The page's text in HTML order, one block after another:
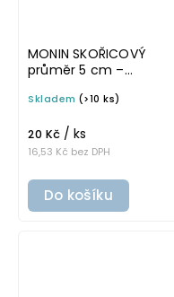
MONIN SKOŘICOVÝ
průměr 5 cm –
písmu, omyvatelná
potravinové láhve
Skladem (>10 ks)
16,53 Kč bez DPH
20 Kč / ks
Do košíku